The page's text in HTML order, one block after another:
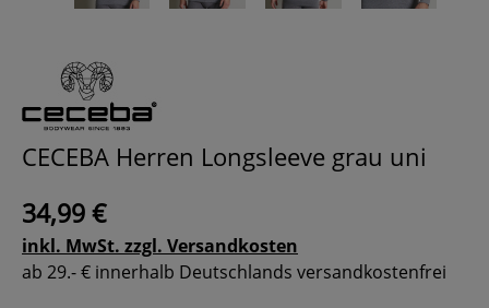
CECEBA Herren Longsleeve grau uni
34,99 €
inkl. MwSt. zzgl. Versandkosten
ab 29.- € innerhalb Deutschlands versandkostenfrei